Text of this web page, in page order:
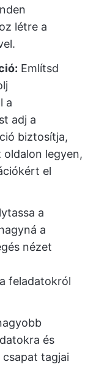
létre a
Említsd
a
adj a
biztosítja,
legyen,
el
a
a
nézet
feladatokról
és
tagjai